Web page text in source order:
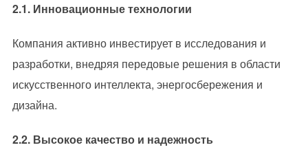
2.1. Инновационные технологии
Компания активно инвестирует в исследования и
разработки, внедряя передовые решения в области
искусственного интеллекта, энергосбережения и
дизайна.
2.2. Высокое качество и надежность